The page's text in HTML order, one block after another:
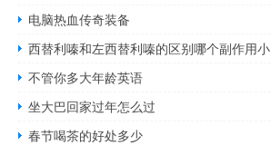
电脑热血传奇装备
西替利嗪和左西替利嗪的区别哪个副作用小
不管你多大年龄英语
坐大巴回家过年怎么过
春节喝茶的好处多少